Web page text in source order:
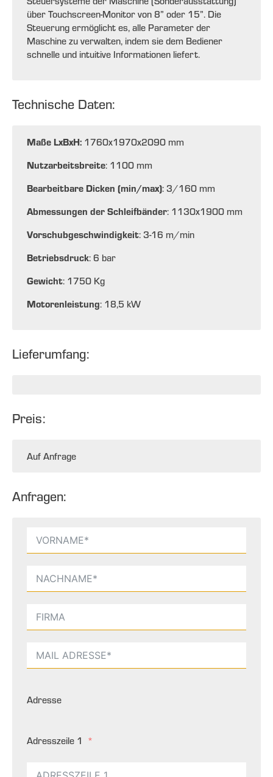
über Touchscreen-Monitor von 8” oder 15”. Die
Steuerung ermöglicht es, alle Parameter der
Maschine zu verwalten, indem sie dem Bediener
schnelle und intuitive Informationen liefert.
Technische Daten:
Maße LxBxH: 1760x1970x2090 mm
Nutzarbeitsbreite: 1100 mm
Bearbeitbare Dicken (min/max): 3/160 mm
Abmessungen der Schleifbänder: 1130x1900 mm
Vorschubgeschwindigkeit: 3-16 m/min
Betriebsdruck: 6 bar
Gewicht: 1750 Kg
Motorenleistung: 18,5 kW
Lieferumfang:
Preis:
Auf Anfrage
Anfragen:
Adresse
Adresszeile 1